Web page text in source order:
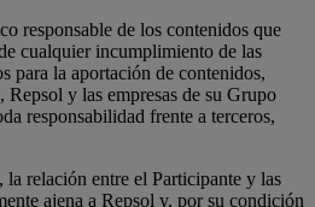
responsable de los contenidos que
cualquier incumplimiento de las
para la aportación de contenidos,
Repsol y las empresas de su Grupo
responsabilidad frente a terceros,
la relación entre el Participante y las
ajena a Repsol y, por su condición